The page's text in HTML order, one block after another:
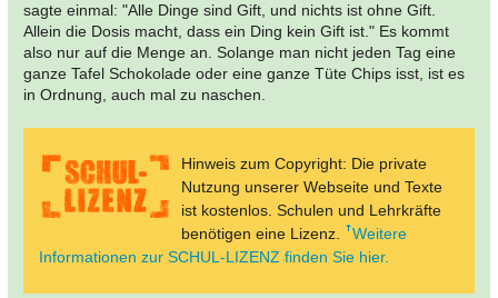
sagte einmal: "Alle Dinge sind Gift, und nichts ist ohne Gift.
Allein die Dosis macht, dass ein Ding kein Gift ist." Es kommt
also nur auf die Menge an. Solange man nicht jeden Tag eine
ganze Tafel Schokolade oder eine ganze Tüte Chips isst, ist es
in Ordnung, auch mal zu naschen.
Hinweis zum Copyright: Die private
Nutzung unserer Webseite und Texte
ist kostenlos. Schulen und Lehrkräfte
benötigen eine Lizenz.
Weitere
Informationen zur SCHUL-LIZENZ finden Sie hier.